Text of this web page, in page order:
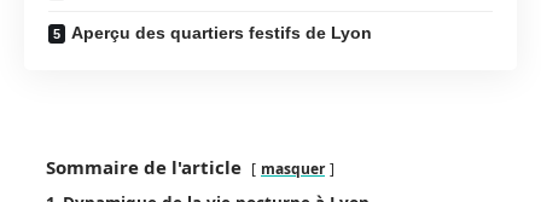
Aperçu des quartiers festifs de Lyon
Sommaire de l'article masquer